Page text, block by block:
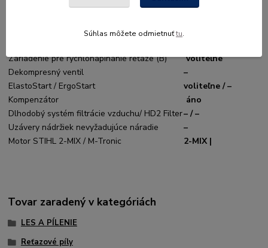
Pílová reťaz Oilomatic – delenie / typ
3/8” P / PMMC3 |
Antivibračný systém
Zariadenie pre rýchlonapínanie reťaze (B)
voliteľne
Dekompresný ventil
–
ElastoStart / ErgoStart
voliteľne / –
Kompenzátor
áno
Dlhodobý systém filtrácie vzduchu/ HD2 Filter– / –
Uzávery nádržiek nevyžadujúce náradie
–
Motor STIHL 2-MIX / M-Tronic
2-MIX |
Tovar zaradený v kategóriách
LES A PÍLENIE
Reťazové píly
Súhlas môžete odmietnuťtu.